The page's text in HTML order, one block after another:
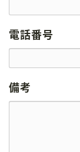
電話番号
備考